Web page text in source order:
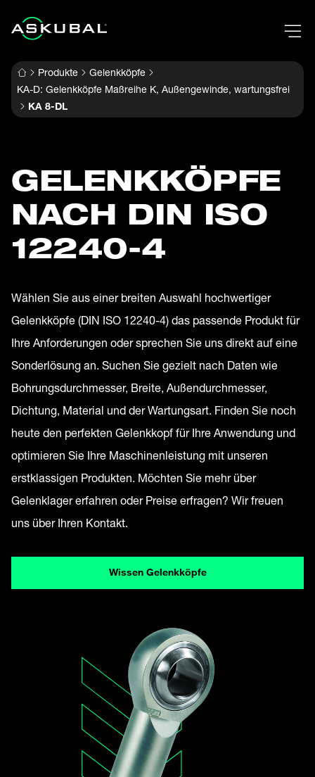
Produkte
Gelenkköpfe
KA-D: Gelenkköpfe Maßreihe K, Außengewinde, wartungsfrei
KA 8-DL
GELENK­KÖPFE
NACH DIN ISO
12240-4
Wählen Sie aus einer breiten Auswahl hochwertiger
Gelenkköpfe (DIN ISO 12240-4) das passende Produkt für
Ihre Anforderungen oder sprechen Sie uns direkt auf eine
Sonderlösung an. Suchen Sie gezielt nach Daten wie
Bohrungsdurchmesser, Breite, Außendurchmesser,
Dichtung, Material und der Wartungsart. Finden Sie noch
heute den perfekten Gelenkkopf für Ihre Anwendung und
optimieren Sie Ihre Maschinenleistung mit unseren
erstklassigen Produkten. Möchten Sie mehr über
Gelenklager erfahren oder Preise erfragen? Wir freuen
uns über Ihren Kontakt.
Wissen Gelenkköpfe